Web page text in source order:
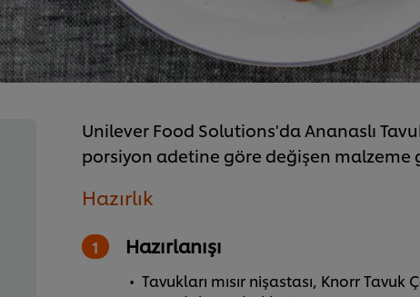
Unilever Food Solutions'da Ananaslı
porsiyon adetine göre değişen malzeme
Hazırlık
Hazırlanışı
Tavukları mısır nişastası, Knorr